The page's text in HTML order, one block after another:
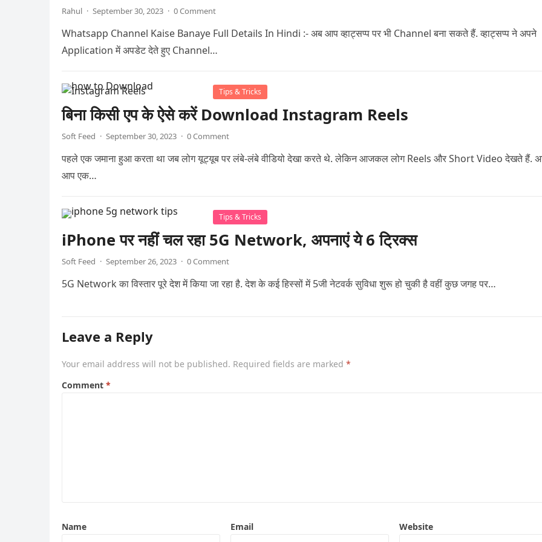
Rahul · September 30, 2023 · 0 Comment
Whatsapp Channel Kaise Banaye Full Details In Hindi :- अब आप व्हाट्सप्प पर भी Channel बना सकते हैं. व्हाट्सप्प ने अपने
Application में अपडेट देते हुए Channel…
Tips & Tricks
बिना किसी एप के ऐसे करें Download Instagram Reels
Soft Feed · September 30, 2023 · 0 Comment
पहले एक जमाना हुआ करता था जब लोग यूट्यूब पर लंबे-लंबे वीडियो देखा करते थे. लेकिन आजकल लोग Reels और Short Video देखते हैं.
आप एक…
Tips & Tricks
iPhone पर नहीं चल रहा 5G Network, अपनाएं ये 6 ट्रिक्स
Soft Feed · September 26, 2023 · 0 Comment
5G Network का विस्तार पूरे देश में किया जा रहा है. देश के कई हिस्सों में 5जी नेटवर्क सुविधा शुरू हो चुकी है वहीं कुछ जगह पर…
Leave a Reply
Your email address will not be published. Required fields are marked *
Comment *
Name Email Website